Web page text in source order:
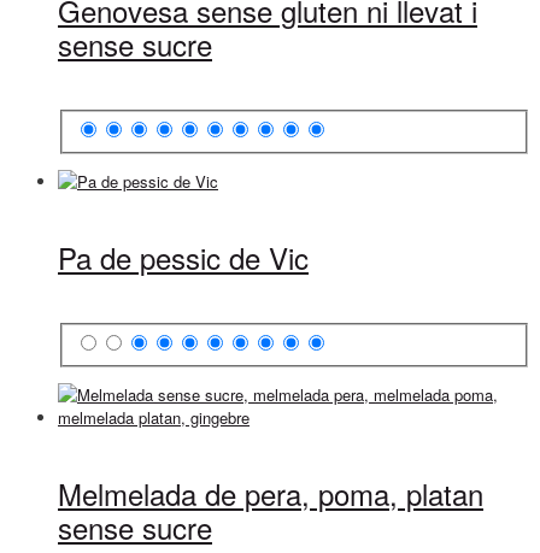
Genovesa sense gluten ni llevat i
sense sucre
Pa de pessic de Vic
Melmelada de pera, poma, platan
sense sucre